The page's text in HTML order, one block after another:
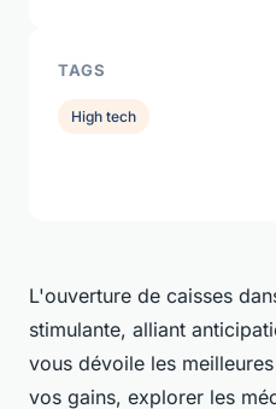
L'ouverture de caisses
stimulante, alliant
vous dévoile les
vos gains, explorer les
TAGS
High tech